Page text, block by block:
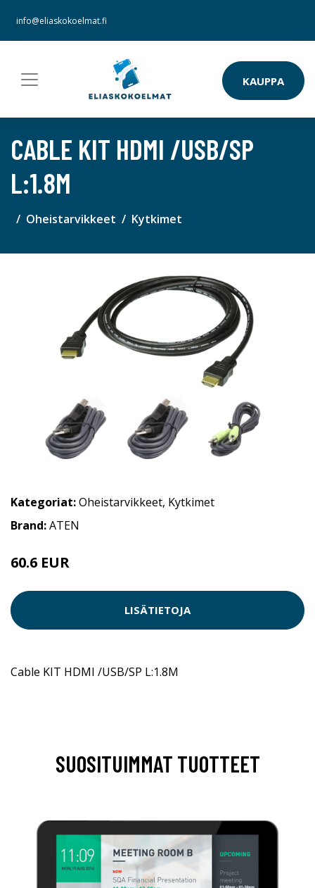
info@eliaskokoelmat.fi
KAUPPA
CABLE KIT HDMI /USB/SP
L:1.8M
Oheistarvikkeet Kytkimet
Kategoriat:Oheistarvikkeet, Kytkimet
Brand:ATEN
60.6 EUR
LISÄTIETOJA
Cable KIT HDMI /USB/SP L:1.8M
SUOSITUIMMAT TUOTTEET